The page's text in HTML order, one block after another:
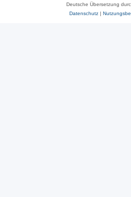
Deutsche Übersetzung
Datenschutz|